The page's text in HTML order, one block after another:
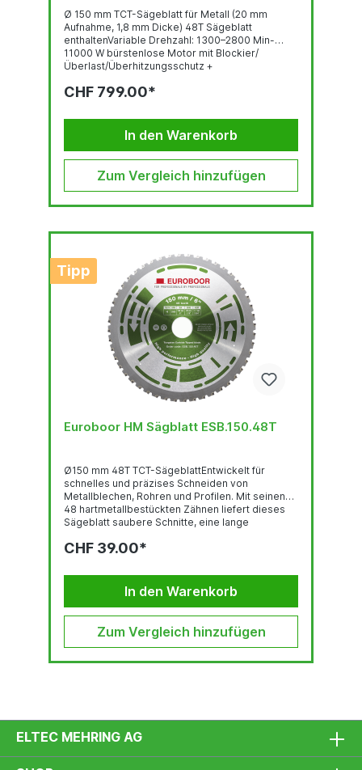
Ø 150 mm TCT-Sägeblatt für Metall (20 mm
Aufnahme, 1,8 mm Dicke) 48T Sägeblatt
enthaltenVariable Drehzahl: 1300–2800 Min-
11000 W bürstenlose Motor mit Blockier/
Überlast/Überhitzungsschutz +
WiederanlaufschutzLeichtgewicht:...
CHF 799.00*
In den Warenkorb
Zum Vergleich hinzufügen
Tipp
Euroboor HM Sägblatt ESB.150.48T
Ø150 mm 48T TCT-SägeblattEntwickelt für
schnelles und präzises Schneiden von
Metallblechen, Rohren und Profilen. Mit seinen
48 hartmetallbestückten Zähnen liefert dieses
Sägeblatt saubere Schnitte, eine lange
CHF 39.00*
In den Warenkorb
Zum Vergleich hinzufügen
ELTEC MEHRING AG